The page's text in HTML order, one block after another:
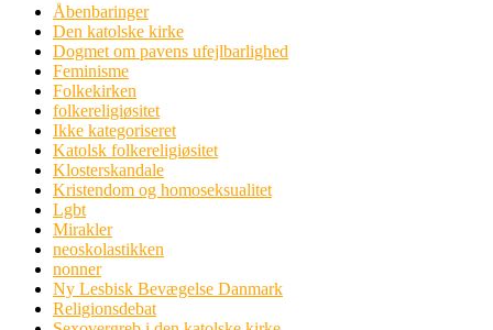
Åbenbaringer
Den katolske kirke
Dogmet om pavens ufejlbarlighed
Feminisme
Folkekirken
folkereligiøsitet
Ikke kategoriseret
Katolsk folkereligiøsitet
Klosterskandale
Kristendom og homoseksualitet
Lgbt
Mirakler
neoskolastikken
nonner
Ny Lesbisk Bevægelse Danmark
Religionsdebat